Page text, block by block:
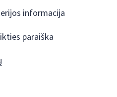
informacija
paraiška